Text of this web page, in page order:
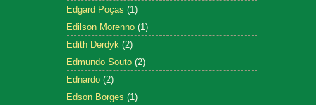
Edgard Poças (1)
Edilson Morenno (1)
Edith Derdyk (2)
Edmundo Souto (2)
Ednardo (2)
Edson Borges (1)